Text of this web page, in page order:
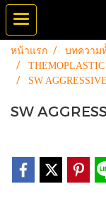
หน้าแรก บทความ
SW
SW